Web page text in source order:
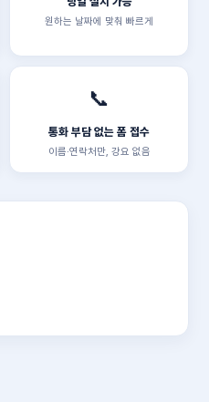
원하는 날짜에 맞춰 빠르게
📞
통화 부담 없는 폼 접수
이름·연락처만, 강요 없음